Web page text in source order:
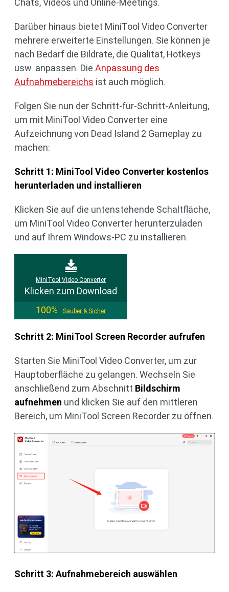
Chats, Videos und Online-Meetings.
Darüber hinaus bietet MiniTool Video Converter
mehrere erweiterte Einstellungen. Sie können je
nach Bedarf die Bildrate, die Qualität, Hotkeys
usw. anpassen. Die Anpassung des
Aufnahmebereichs ist auch möglich.
Folgen Sie nun der Schritt-für-Schritt-Anleitung,
um mit MiniTool Video Converter eine
Aufzeichnung von Dead Island 2 Gameplay zu
machen:
Schritt 1: MiniTool Video Converter kostenlos
herunterladen und installieren
Klicken Sie auf die untenstehende Schaltfläche,
um MiniTool Video Converter herunterzuladen
und auf Ihrem Windows-PC zu installieren.
MiniTool Video Converter
Klicken zum Download
100%
Sauber & Sicher
Schritt 2: MiniTool Screen Recorder aufrufen
Starten Sie MiniTool Video Converter, um zur
Hauptoberfläche zu gelangen. Wechseln Sie
anschließend zum Abschnitt Bildschirm
aufnehmen und klicken Sie auf den mittleren
Bereich, um MiniTool Screen Recorder zu öffnen.
Schritt 3: Aufnahmebereich auswählen